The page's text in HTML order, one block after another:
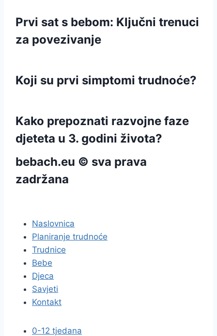
Prvi sat s bebom: Ključni trenuci
za povezivanje
Koji su prvi simptomi trudnoće?
Kako prepoznati razvojne faze
djeteta u 3. godini života?
bebach.eu © sva prava
zadržana
Naslovnica
Planiranje trudnoće
Trudnice
Bebe
Djeca
Savjeti
Kontakt
0-12 tjedana